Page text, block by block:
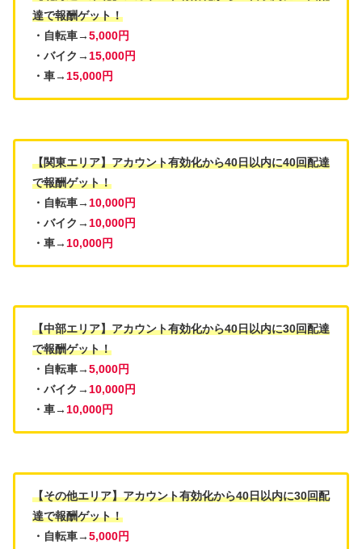
達で報酬ゲット！
・自転車→5,000円
・バイク→15,000円
・車→15,000円
【関東エリア】アカウント有効化から40日以内に40回配達
で報酬ゲット！
・自転車→ 10,000円
・バイク→ 10,000円
・車→ 10,000円
【中部エリア】アカウント有効化から40日以内に30回配達
で報酬ゲット！
・自転車→5,000円
・バイク→10,000円
・車→10,000円
【その他エリア】アカウント有効化から40日以内に30回配
達で報酬ゲット！
・自転車→5,000円